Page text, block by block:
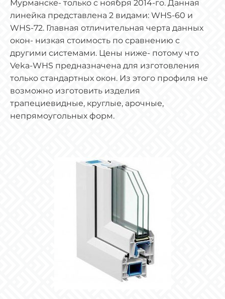
Мурманске- только с ноября 2014-го. Данная
линейка представлена 2 видами: WHS-60 и
WHS-72. Главная отличительная черта данных
окон- низкая стоимость по сравнению с
другими системами. Цены ниже- потому что
Veka-WHS предназначена для изготовления
только стандартных окон. Из этого профиля не
возможно изготовить изделия
трапециевидные, круглые, арочные,
непрямоугольных форм.